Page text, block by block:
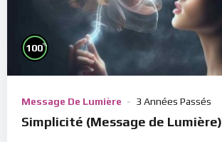
100%
Message De Lumière 3 Années Passés
Simplicité (Message de Lumière)